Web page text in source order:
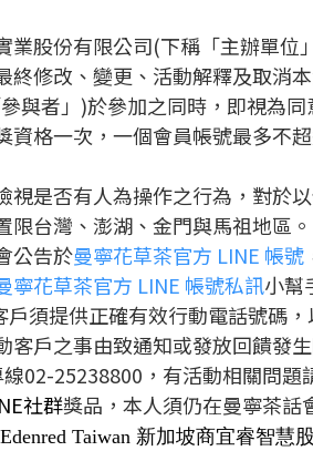
業股份有限公司(下稱「主辦單位
終修改、變更、活動解釋及取消
與者」)於參加之同時，即視為
資格一次，一個會員帳號最多不
視是否有人為操作之行為，對於
限台灣、澎湖、金門與馬祖地區。
公告於曼寧花草茶官方 LINE 帳號
寧花草茶官方 LINE 帳號私訊小幫
戶須提供正確有效行動電話號碼
客戶之事由致通知或發放回饋發
02-25238800，有活動相關問
社群獎品，本人須仍在曼寧茶話
Edenred Taiwan 新加坡商宜睿智慧